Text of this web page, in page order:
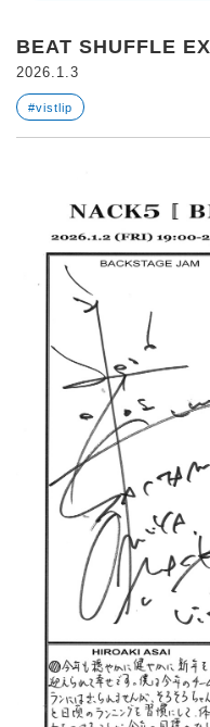
BEAT SHUFFLE
2026.1.3
#vistlip